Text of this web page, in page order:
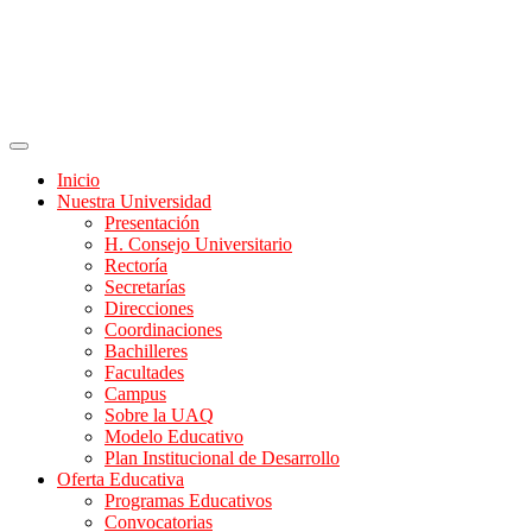
Inicio
Nuestra Universidad
Presentación
H. Consejo Universitario
Rectoría
Secretarías
Direcciones
Coordinaciones
Bachilleres
Facultades
Campus
Sobre la UAQ
Modelo Educativo
Plan Institucional de Desarrollo
Oferta Educativa
Programas Educativos
Convocatorias